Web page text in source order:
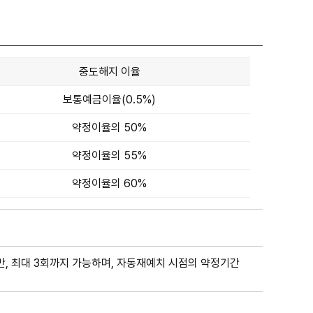
중도해지 이율
보통예금이율(0.5%)
약정이율의 50%
약정이율의 55%
약정이율의 60%
최대 3회까지 가능하며, 자동재예치 시점의 약정기간